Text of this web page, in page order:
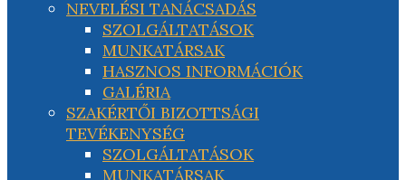
NEVELÉSI TANÁCSADÁS
SZOLGÁLTATÁSOK
MUNKATÁRSAK
HASZNOS INFORMÁCIÓK
GALÉRIA
SZAKÉRTŐI BIZOTTSÁGI
TEVÉKENYSÉG
SZOLGÁLTATÁSOK
MUNKATÁRSAK